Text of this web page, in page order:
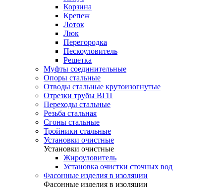
Корзина
Крепеж
Лоток
Люк
Перегородка
Пескоуловитель
Решетка
Муфты соединительные
Опоры стальные
Отводы стальные крутоизогнутые
Отрезки трубы ВГП
Переходы стальные
Резьба стальная
Сгоны стальные
Тройники стальные
Установки очистные
Установки очистные
Жироуловитель
Установка очистки сточных вод
Фасонные изделия в изоляции
Фасонные изделия в изоляции